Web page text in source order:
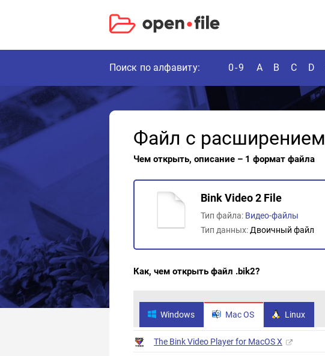
Поиск по алфавиту: 0-9 A B C D
Файл с расширением
Чем открыть, описание – 1 формат файла
Bink Video 2 File
Тип файла: Видео-файлы
Тип данных: Двоичный файл
Как, чем открыть файл .bik2?
Windows Mac OS Linux
The Bink Video Player for MacOS X